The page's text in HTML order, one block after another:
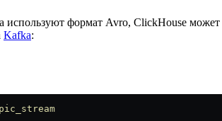
используют формат Avro, ClickHouse
Kafka: